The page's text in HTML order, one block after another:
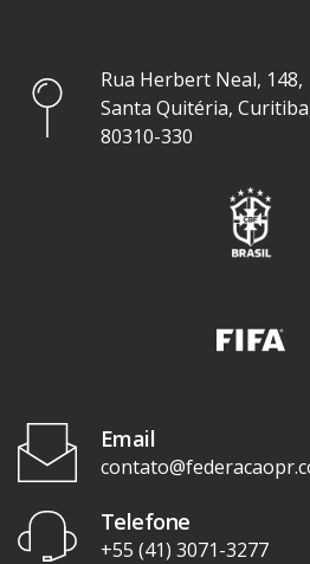
Rua Herbert Neal, 148,
Santa Quitéria,
80310-330
Email
Telefone
+55 (41) 3071-3277